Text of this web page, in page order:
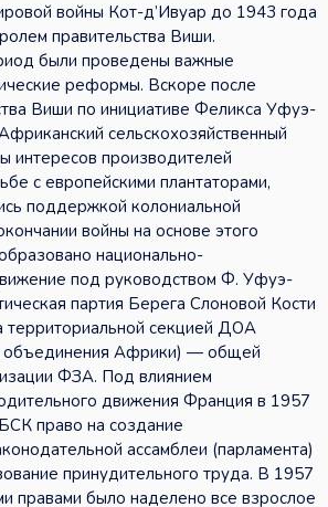
войны Кот-д’Ивуар до 1943 года
правительства Виши.
были проведены важные
реформы. Вскоре после
Виши по инициативе Феликса Уфуэ-
сельскохозяйственный
интересов производителей
с европейскими плантаторами,
поддержкой колониальной
войны на основе этого
национально-
под руководством Ф. Уфуэ-
партия Берега Слоновой Кости
секцией ДОА
объединения Африки) — общей
ФЗА. Под влиянием
движения Франция в 1957
право на создание
ассамблеи (парламента)
принудительного труда. В 1957
правами было наделено все взрослое